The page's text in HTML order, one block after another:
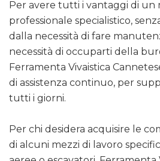
Per avere tutti i vantaggi di un
professionale specialistico,
dalla necessità di fare
necessità di occuparti della
Ferramenta Vivaistica
di assistenza continuo, per
tutti i giorni.
Per chi desidera acquisire le
di alcuni mezzi di lavoro